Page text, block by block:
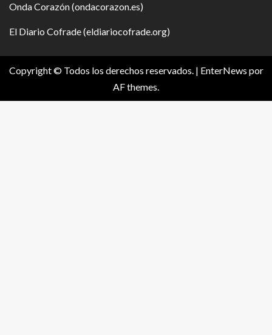
Onda Corazón (ondacorazon.es)
El Diario Cofrade (eldiariocofrade.org)
Copyright © Todos los derechos reservados. | EnterNews por
AF themes.